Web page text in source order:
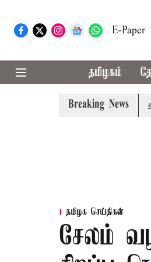
E-Paper
தமிழகம்
Breaking News
முன்னாள் அமைச்சர்
தமிழக செய்திகள்
சேலம்